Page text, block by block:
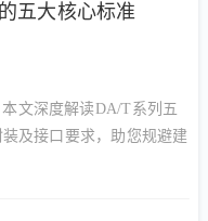
五大核心标准
文深度解读DA/T系列五
及接口要求，助您规避建